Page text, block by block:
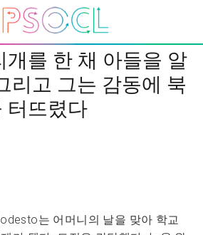
개를 한 채 아들을 알
리고 그는 감동에 북
터뜨렸다
는 어머니의 날을 맞아 학교